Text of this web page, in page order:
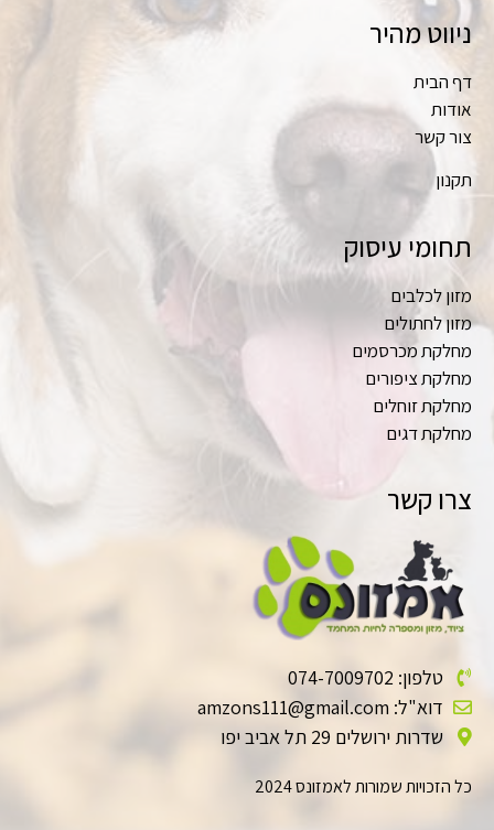
ניווט מהיר
דף הבית
אודות
צור קשר
תקנון
תחומי עיסוק
מזון לכלבים
מזון לחתולים
מחלקת מכרסמים
מחלקת ציפורים
מחלקת זוחלים
מחלקת דגים
צרו קשר
טלפון: 074-7009702
דוא"ל: amzons111@gmail.com
שדרות ירושלים 29 תל אביב יפו
כל הזכויות שמורות לאמזונס 2024